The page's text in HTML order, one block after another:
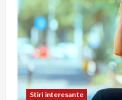
Stiri interesante